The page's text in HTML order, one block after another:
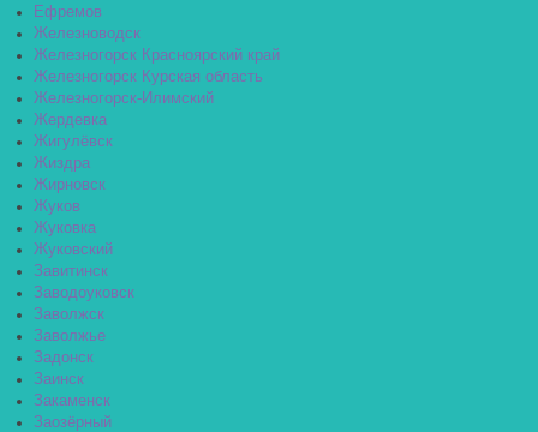
Ефремов
Железноводск
Железногорск Красноярский край
Железногорск Курская область
Железногорск-Илимский
Жердевка
Жигулёвск
Жиздра
Жирновск
Жуков
Жуковка
Жуковский
Завитинск
Заводоуковск
Заволжск
Заволжье
Задонск
Заинск
Закаменск
Заозёрный